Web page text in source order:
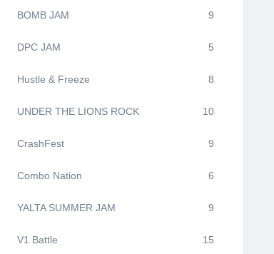
BOMB JAM 9
DPC JAM 5
Hustle & Freeze 8
UNDER THE LIONS ROCK 10
CrashFest 9
Combo Nation 6
YALTA SUMMER JAM 9
V1 Battle 15